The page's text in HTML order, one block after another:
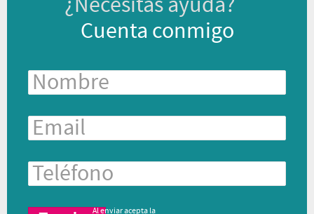
Cuenta conmigo
Al enviar acepta la